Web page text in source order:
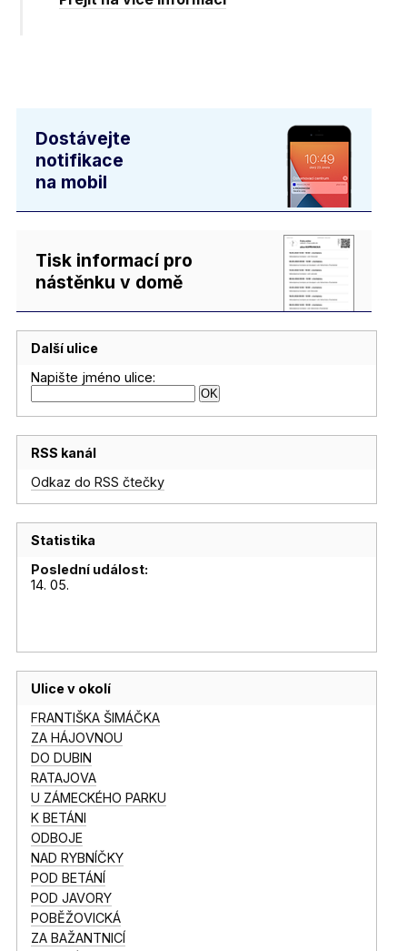
Dostávejte
notifikace
na mobil
Tisk informací pro
nástěnku v domě
Další ulice
Napište jméno ulice:
RSS kanál
Odkaz do RSS čtečky
Statistika
Poslední událost:
14. 05.
Ulice v okolí
FRANTIŠKA ŠIMÁČKA
ZA HÁJOVNOU
DO DUBIN
RATAJOVA
U ZÁMECKÉHO PARKU
K BETÁNI
ODBOJE
NAD RYBNÍČKY
POD BETÁNÍ
POD JAVORY
POBĚŽOVICKÁ
ZA BAŽANTNICÍ